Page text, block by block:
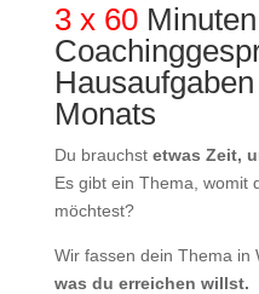
3 x 60Minuten
Monats
Du brauchst etwas Zeit,
Es gibt ein Thema, womit
möchtest?
Wir fassen dein Thema in
was du erreichen willst.